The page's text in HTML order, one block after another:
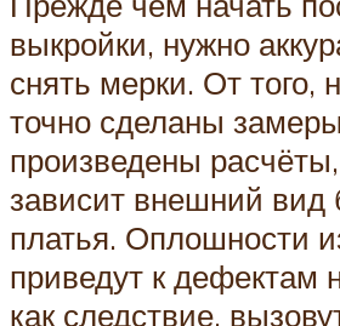
выкройки, нужно
снять мерки. От того,
точно сделаны
произведены
зависит внешний вид
платья. Оплошности
приведут к дефектам
как следствие,